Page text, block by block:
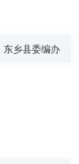
东乡县委编办